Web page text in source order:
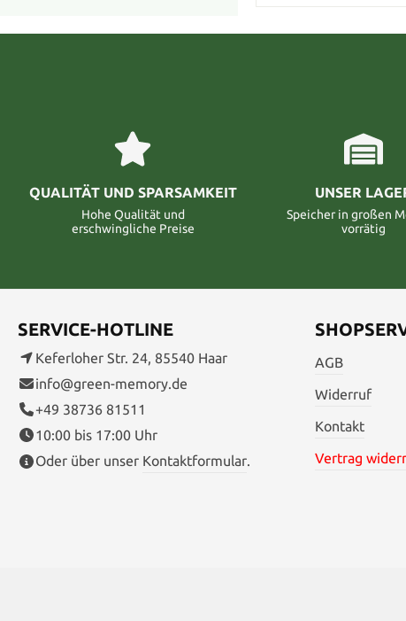
QUALITÄT UND SPARSAMKEIT
Hohe Qualität und
erschwingliche Preise
UNSER
Speicher in großen
vorrätig
SERVICE-HOTLINE
Keferloher Str. 24, 85540 Haar
info@green-memory.de
+49 38736 81511
10:00 bis 17:00 Uhr
Oder über unser Kontaktformular.
AGB
Widerruf
Kontakt
Vertrag